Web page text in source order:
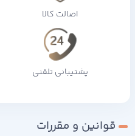
اصالت کالا
پشتیبانی تلفنی
قوانین و مقررات